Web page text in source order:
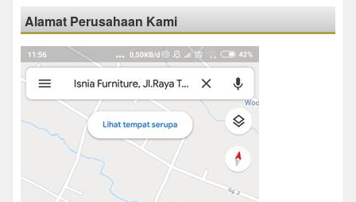
Alamat Perusahaan Kami